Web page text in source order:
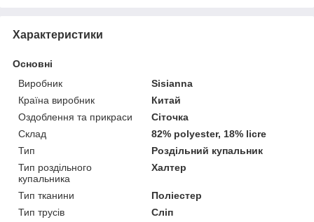
Характеристики
Основні
Виробник
Sisianna
Країна виробник
Китай
Оздоблення та прикраси
Сіточка
Склад
82% polyester, 18% licre
Тип
Роздільний купальник
Тип роздільного
купальника
Халтер
Тип тканини
Поліестер
Тип трусів
Сліп